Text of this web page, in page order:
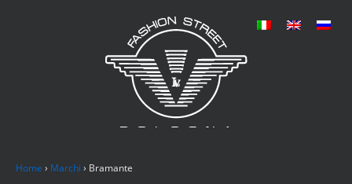
Home › Marchi › Bramante